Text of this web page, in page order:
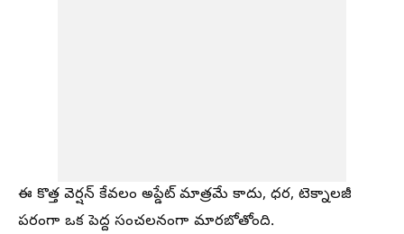
ఈ కొత్త వెర్షన్ కేవలం అప్డేట్ మాత్రమే కాదు, ధర, టెక్నాలజీ
పరంగా ఒక పెద్ద సంచలనంగా మారబోతోంది.